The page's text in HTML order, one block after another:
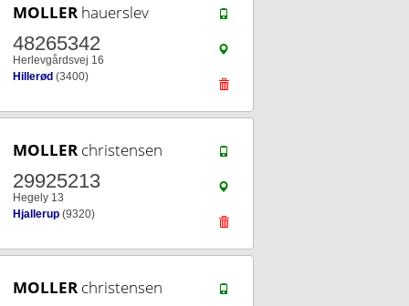
MOLLER hauerslev
48265342
Herlevgårdsvej 16
Hillerød (3400)
MOLLER christensen
29925213
Hegely 13
Hjallerup (9320)
MOLLER christensen